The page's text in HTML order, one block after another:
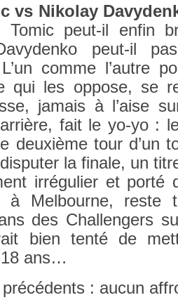
vs Nikolay
Tomic peut-il enfin
peut-il
comme l’autre
qui les op­pose, se
jamais à l’aise
fait le yo-yo :
deuxième tour d’un
la fin­ale, un
ir­réguli­er et porté
à Mel­bour­ne, reste
des Chal­leng­ers
bien tenté de
18 ans…
: aucun